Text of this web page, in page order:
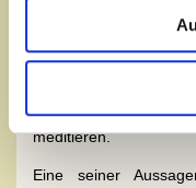
eingrenzend, da
der interessierte
täglichen Leitfaden
Aussagen lesen,
meditieren.
Eine seiner